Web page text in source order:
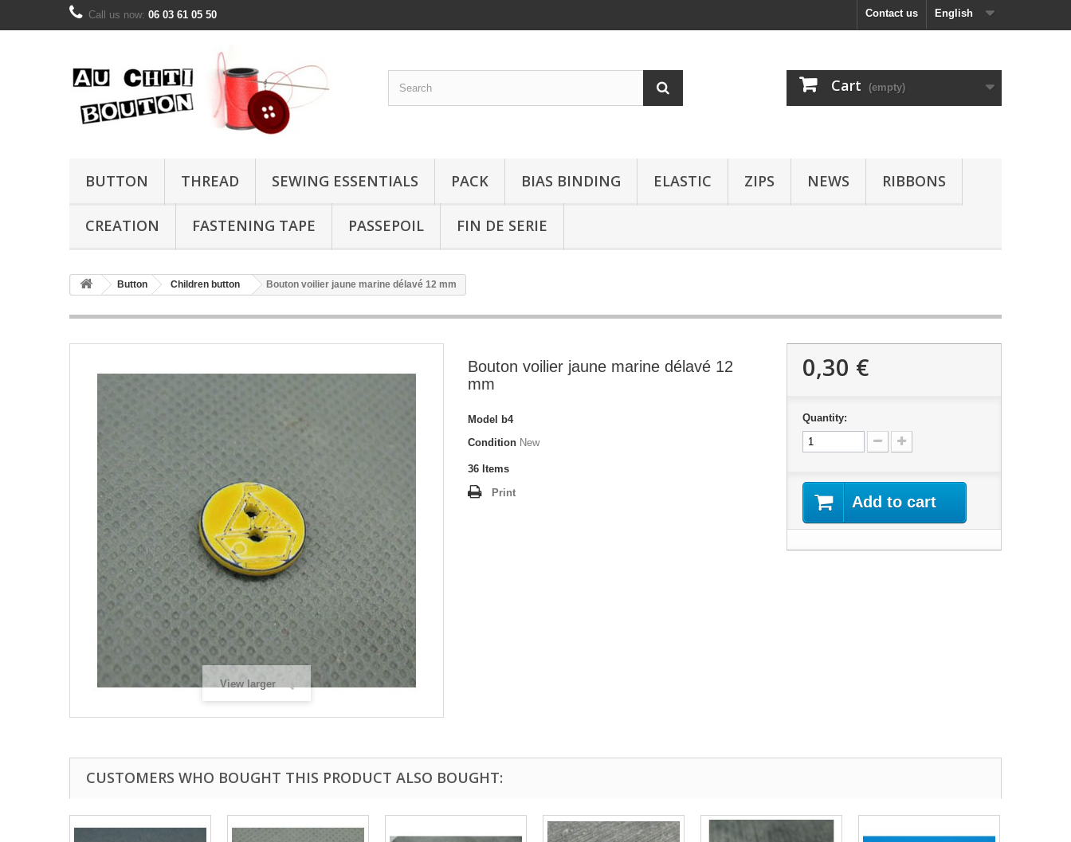
English
Contact us
Call us now: 06 03 61 05 50
Cart (empty)
BUTTON THREAD SEWING ESSENTIALS PACK BIAS BINDING ELASTIC ZIPS NEWS RIBBONS
CREATION FASTENING TAPE PASSEPOIL FIN DE SERIE
Button Children button Bouton voilier jaune marine délavé 12 mm
View larger
Bouton voilier jaune marine délavé 12
mm
Model
b4
Condition New
36 Items
Print
0,30 €
Quantity:
Add to cart
CUSTOMERS WHO BOUGHT THIS PRODUCT ALSO BOUGHT: